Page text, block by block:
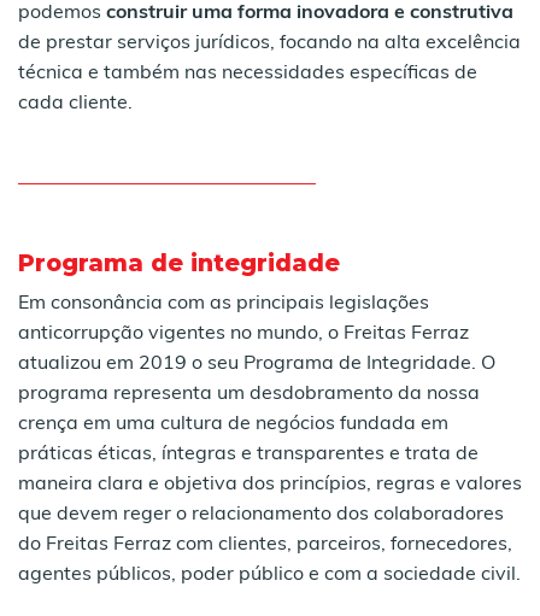
podemos construir uma forma inovadora e construtiva
de prestar serviços jurídicos, focando na alta excelência
técnica e também nas necessidades específicas de
cada cliente.
Programa de integridade
Em consonância com as principais legislações
anticorrupção vigentes no mundo, o Freitas Ferraz
atualizou em 2019 o seu Programa de Integridade. O
programa representa um desdobramento da nossa
crença em uma cultura de negócios fundada em
práticas éticas, íntegras e transparentes e trata de
maneira clara e objetiva dos princípios, regras e valores
que devem reger o relacionamento dos colaboradores
do Freitas Ferraz com clientes, parceiros, fornecedores,
agentes públicos, poder público e com a sociedade civil.